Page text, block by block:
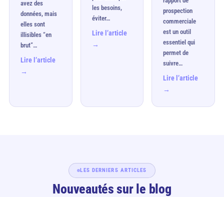
avez des
données, mais
elles sont
illisibles “en
brut”…
Lire l’article
→
les besoins,
éviter…
Lire l’article
→
prospection
commerciale
est un outil
essentiel qui
permet de
suivre…
Lire l’article
→
LES DERNIERS ARTICLES
Nouveautés sur le blog